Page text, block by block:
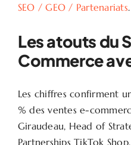
SEO / GEO / Partenariats.
Les atouts du
Commerce
Les chiffres confirment
% des ventes e-
Giraudeau, Head of
Partnerships TikTok